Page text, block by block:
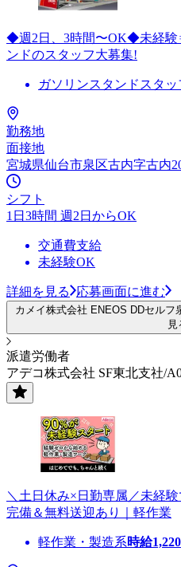
◆週2日、3時間〜OK◆未経験
ンドのスタッフ大募集!
ガソリンスタンドスタッ
勤務地
面接地
宮城県仙台市泉区古内字古内
シフト
1日3時間 週2日からOK
交通費支給
未経験OK
詳細を見る 応募画面に進む
カメイ株式会社 ENEOS DDセルフ
見
派遣労働者
アデコ株式会社 SF東北支社/
＼土日休み×日勤専属／未経
完備＆無料送迎あり｜軽作業
軽作業・製造系時給1,220